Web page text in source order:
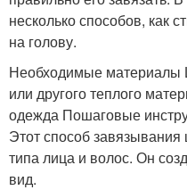
несколько способов, как
на голову.
Необходимые
или другого теплого
одежда Пошаговые
Этот способ
типа лица и волос. Он
вид.